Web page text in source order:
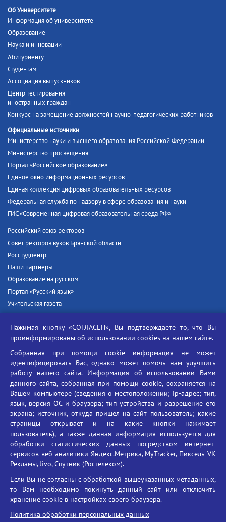
Об Университете
Информация об университете
Образование
Наука и инновации
Абитуриенту
Студентам
Ассоциация выпускников
Центр тестирования
иностранных граждан
Конкурс на замещение должностей научно-педагогических работников
Официальные источники
Министерство науки и высшего образования Российской Федерации
Министерство просвещения
Портал «Российское образование»
Единое окно информационных ресурсов
Единая коллекция цифровых образовательных ресурсов
Федеральная служба по надзору в сфере образования и науки
ГИС «Современная цифровая образовательная среда РФ»
Российский союз ректоров
Совет ректоров вузов Брянской области
Росстудцентр
Наши партнёры
Образование на русском
Портал «Русский язык»
Учительская газета
Единый портал государственных услуг
Противодействие угрозам информационной безопасности
Социальные ролики - Генеральная прокуратура РФ
Противодействие коррупции
БГУ против наркотиков
Брянский государственный университет
имени академика И.Г. Петровского
Время работы: пн-пт 09:00-18:00
Телефон: +7(4832)58-90-85
Нажимая кнопку «СОГЛАСЕН», Вы подтверждаете то, что Вы
проинформированы об использовании cookies на нашем сайте.
Собранная при помощи cookie информация не может
идентифицировать Вас, однако может помочь нам улучшить
работу нашего сайта. Информация об использовании Вами
данного сайта, собранная при помощи cookie, сохраняется на
Вашем компьютере (сведения о местоположении; ip-адрес; тип,
язык, версия ОС и браузера; тип устройства и разрешение его
экрана; источник, откуда пришел на сайт пользователь; какие
страницы открывает и на какие кнопки нажимает
пользователь), а также данная информация используется для
обработки статистических данных посредством интернет-
сервисов веб-аналитики Яндекс.Метрика, MyTracker, Пиксель VK
Рекламы, Jivo, Спутник (Ростелеком).
Если Вы не согласны с обработкой вышеуказанных метаданных,
то Вам необходимо покинуть данный сайт или отключить
хранение cookie в настройках своего браузера.
Политика обработки персональных данных